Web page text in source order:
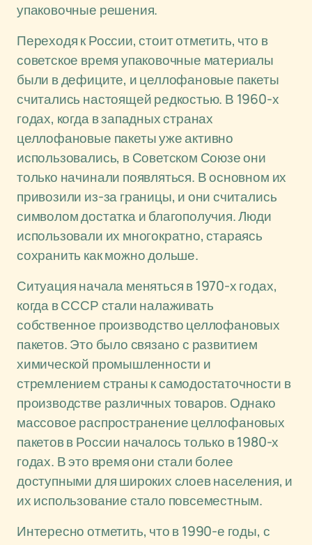
упаковочные решения.
Переходя к России, стоит отметить, что в
советское время упаковочные материалы
были в дефиците, и целлофановые пакеты
считались настоящей редкостью. В 1960-х
годах, когда в западных странах
целлофановые пакеты уже активно
использовались, в Советском Союзе они
только начинали появляться. В основном их
привозили из-за границы, и они считались
символом достатка и благополучия. Люди
использовали их многократно, стараясь
сохранить как можно дольше.
Ситуация начала меняться в 1970-х годах,
когда в СССР стали налаживать
собственное производство целлофановых
пакетов. Это было связано с развитием
химической промышленности и
стремлением страны к самодостаточности в
производстве различных товаров. Однако
массовое распространение целлофановых
пакетов в России началось только в 1980-х
годах. В это время они стали более
доступными для широких слоев населения, и
их использование стало повсеместным.
Интересно отметить, что в 1990-е годы, с